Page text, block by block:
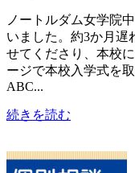
ノートルダム女学院
いました。約3か月遅
せてくださり、本校
ージで本校入学式を
ABC...
続きを読む